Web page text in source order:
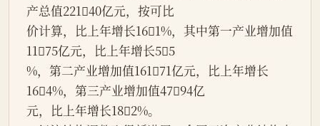
产总值22140亿元，按可比
价计算，比上年增长161%，其中第一产业增加值
1175亿元，比上年增长55
%，第二产业增加值16171亿元，比上年增长
164%，第三产业增加值4794亿
元，比上年增长182%。